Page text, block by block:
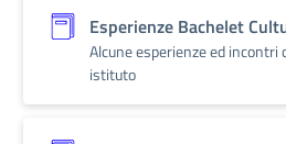
Esperienze Bachelet
Alcune esperienze ed
istituto